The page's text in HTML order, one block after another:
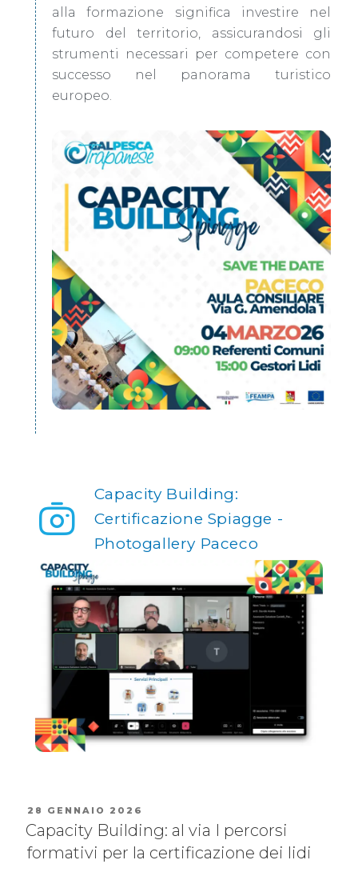
alla formazione significa investire nel
futuro del territorio, assicurandosi gli
strumenti necessari per competere con
successo nel panorama turistico
europeo.
Capacity Building:
Certificazione Spiagge -
Photogallery Paceco
28 GENNAIO 2026
Capacity Building: al via I percorsi
formativi per la certificazione dei lidi